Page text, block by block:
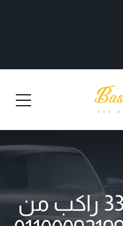
للايجار اتوبيس 33 راكب من